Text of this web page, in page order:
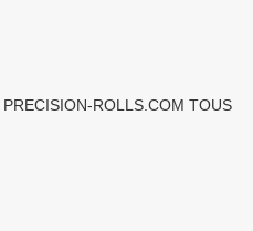
PRECISION-ROLLS.COM TOUS